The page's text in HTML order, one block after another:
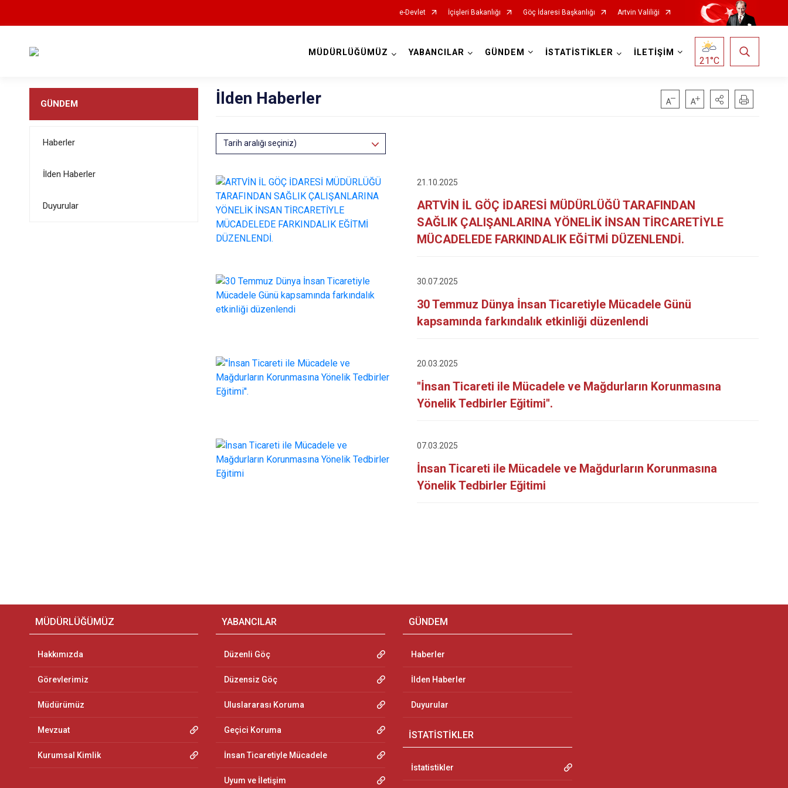
e-Devlet İçişleri Bakanlığı Göç İdaresi Başkanlığı Artvin Valiliği
MÜDÜRLÜĞÜMÜZ YABANCILAR GÜNDEM İSTATİSTİKLER İLETİŞİM
21°C
GÜNDEM
Haberler
İlden Haberler
Duyurular
İlden Haberler
Tarih aralığı seçiniz)
21.10.2025
ARTVİN İL GÖÇ İDARESİ MÜDÜRLÜĞÜ TARAFINDAN
SAĞLIK ÇALIŞANLARINA YÖNELİK İNSAN TİRCARETİYLE
MÜCADELEDE FARKINDALIK EĞİTMİ DÜZENLENDİ.
30.07.2025
30 Temmuz Dünya İnsan Ticaretiyle Mücadele Günü
kapsamında farkındalık etkinliği düzenlendi
20.03.2025
''İnsan Ticareti ile Mücadele ve Mağdurların Korunmasına
Yönelik Tedbirler Eğitimi''.
07.03.2025
İnsan Ticareti ile Mücadele ve Mağdurların Korunmasına
Yönelik Tedbirler Eğitimi
MÜDÜRLÜĞÜMÜZ
Hakkımızda
Görevlerimiz
Müdürümüz
Mevzuat
Kurumsal Kimlik
YABANCILAR
Düzenli Göç
Düzensiz Göç
Uluslararası Koruma
Geçici Koruma
İnsan Ticaretiyle Mücadele
Uyum ve İletişim
GÜNDEM
Haberler
İlden Haberler
Duyurular
İSTATİSTİKLER
İstatistikler